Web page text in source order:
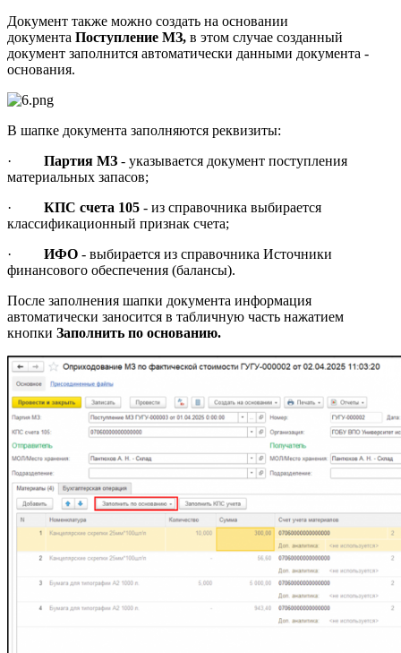
Документ также можно создать на основании
документа Поступление МЗ, в этом случае созданный
документ заполнится автоматически данными документа -
основания.
В шапке документа заполняются реквизиты:
·
Партия МЗ - указывается документ поступления
материальных запасов;
· КПС счета 105 - из справочника выбирается
классификационный признак счета;
· ИФО - выбирается из справочника Источники
финансового обеспечения (балансы).
После заполнения шапки документа информация
автоматически заносится в табличную часть нажатием
кнопки Заполнить по основанию.